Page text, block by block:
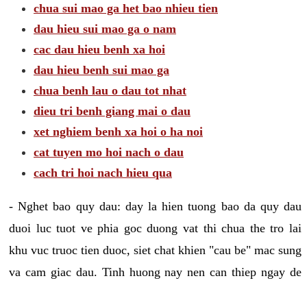
chua sui mao ga het bao nhieu tien
dau hieu sui mao ga o nam
cac dau hieu benh xa hoi
dau hieu benh sui mao ga
chua benh lau o dau tot nhat
dieu tri benh giang mai o dau
xet nghiem benh xa hoi o ha noi
cat tuyen mo hoi nach o dau
cach tri hoi nach hieu qua
- Nghet bao quy dau: day la hien tuong bao da quy dau
duoi luc tuot ve phia goc duong vat thi chua the tro lai
khu vuc truoc tien duoc, siet chat khien "cau be" mac sung
va cam giac dau. Tinh huong nay nen can thiep ngay de